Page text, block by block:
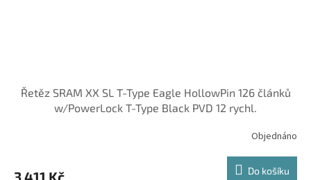
Řetěz SRAM XX SL T-Type Eagle HollowPin 126 článků
w/PowerLock T-Type Black PVD 12 rychl.
Objednáno
3 411 Kč Do košíku